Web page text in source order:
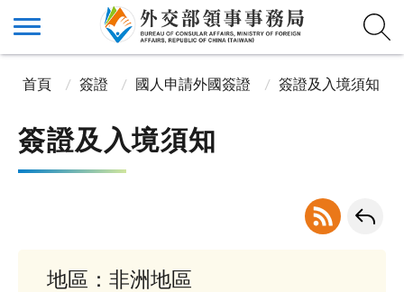
首頁 簽證 國人申請外國簽證 簽證及入境須知
簽證及入境須知
地區：非洲地區